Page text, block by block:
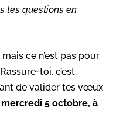
tes questions en
ce n’est pas pour
toi, c’est
de valider tes vœux
5 octobre, à